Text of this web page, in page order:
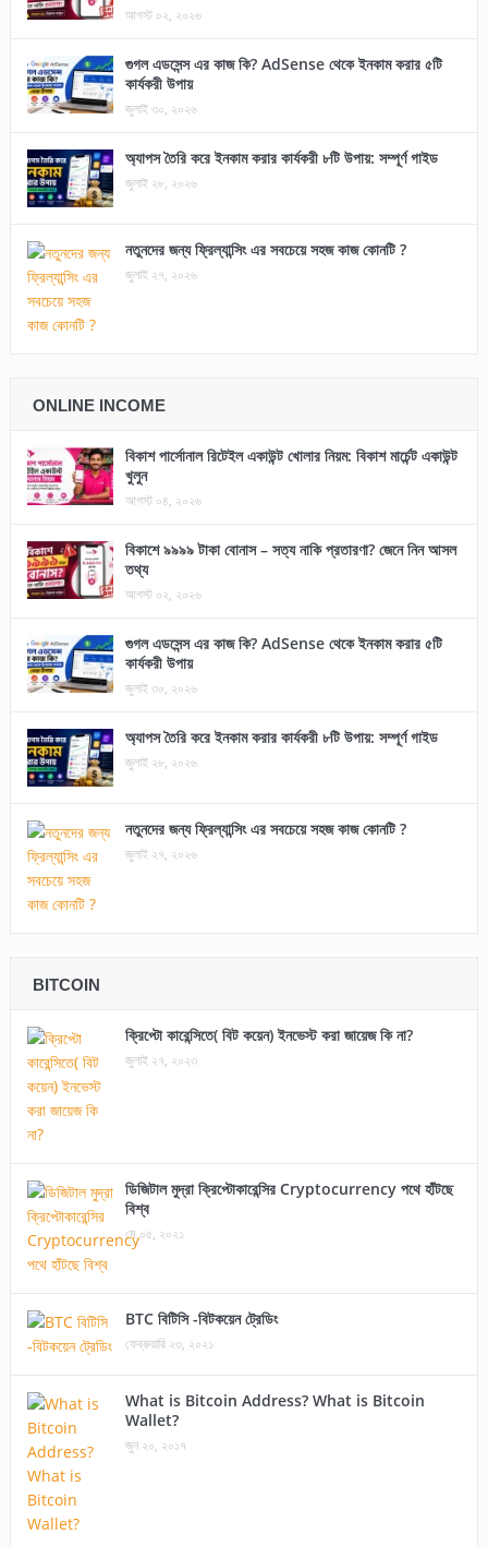
আগস্ট ০২, ২০২৬
গুগল এডসেন্স এর কাজ কি? AdSense থেকে ইনকাম করার ৫টি
কার্যকরী উপায়
জুলাই ৩০, ২০২৬
অ্যাপস তৈরি করে ইনকাম করার কার্যকরী ৮টি উপায়: সম্পূর্ণ গাইড
জুলাই ২৮, ২০২৬
নতুনদের জন্য ফ্রিল্যান্সিং এর সবচেয়ে সহজ কাজ কোনটি ?
জুলাই ২৭, ২০২৬
ONLINE INCOME
বিকাশ পার্সোনাল রিটেইল একাউন্ট খোলার নিয়ম: বিকাশ মার্চেন্ট একাউন্ট
খুলুন
আগস্ট ০৪, ২০২৬
বিকাশে ৯৯৯৯ টাকা বোনাস – সত্য নাকি প্রতারণা? জেনে নিন আসল
তথ্য
আগস্ট ০২, ২০২৬
গুগল এডসেন্স এর কাজ কি? AdSense থেকে ইনকাম করার ৫টি
কার্যকরী উপায়
জুলাই ৩০, ২০২৬
অ্যাপস তৈরি করে ইনকাম করার কার্যকরী ৮টি উপায়: সম্পূর্ণ গাইড
জুলাই ২৮, ২০২৬
নতুনদের জন্য ফ্রিল্যান্সিং এর সবচেয়ে সহজ কাজ কোনটি ?
জুলাই ২৭, ২০২৬
BITCOIN
ক্রিপ্টো কারেন্সিতে( বিট কয়েন) ইনভেস্ট করা জায়েজ কি না?
জুলাই ২৭, ২০২৩
ডিজিটাল মুদ্রা ক্রিপ্টোকারেন্সির Cryptocurrency পথে হাঁটছে
বিশ্ব
মে ০৫, ২০২১
BTC বিটিসি -বিটকয়েন ট্রেডিং
ফেব্রুয়ারি ২৩, ২০২১
What is Bitcoin Address? What is Bitcoin
Wallet?
জুন ২০, ২০১৭